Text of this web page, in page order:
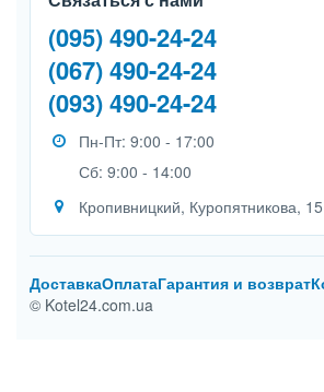
(095) 490-24-24
(067) 490-24-24
(093) 490-24-24
Пн-Пт: 9:00 - 17:00
Сб: 9:00 - 14:00
Кропивницкий, Куропятникова, 15
ДоставкаОплатаГарантия и возврат
© Kotel24.com.ua